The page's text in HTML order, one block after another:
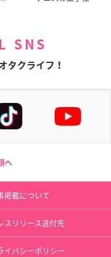
SNS
タクライフ！
へ
掲載について
スリリース送付先
イバシーポリシー